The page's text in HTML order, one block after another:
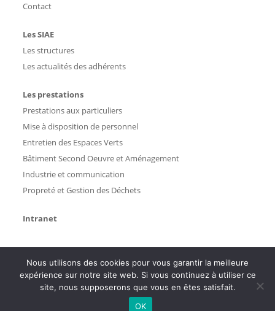
Contact
Les SIAE
Les structures
Les actualités des adhérents
Les prestations
Prestations aux particuliers
Mise à disposition de personnel
Entretien des Espaces Verts
Bâtiment Second Oeuvre et Aménagement
Industrie et communication
Propreté et Gestion des Déchets
Intranet
Nous utilisons des cookies pour vous garantir la meilleure
expérience sur notre site web. Si vous continuez à utiliser ce
site, nous supposerons que vous en êtes satisfait.
OK